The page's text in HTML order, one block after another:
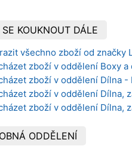
KOUKNOUT DÁLE
všechno zboží od značky
zboží v oddělení Boxy
zboží v oddělení Dílna -
zboží v oddělení Dílna,
zboží v oddělení Dílna,
ODDĚLENÍ